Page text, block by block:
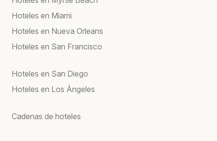
Hoteles en Miami
Hoteles en Nueva Orleans
Hoteles en San Francisco
Hoteles en San Diego
Hoteles en Los Ángeles
Cadenas de hoteles